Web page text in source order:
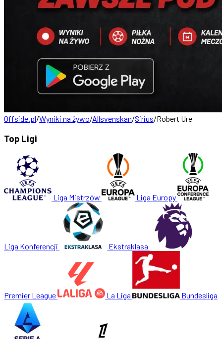
Offside.pl/Wyniki na żywo/Allsvenskan/Sirius/Robert Ure
Top Ligi
Liga Mistrzów Liga Europy
Liga Konferencji Ekstraklasa
Premier League La Liga Bundesliga